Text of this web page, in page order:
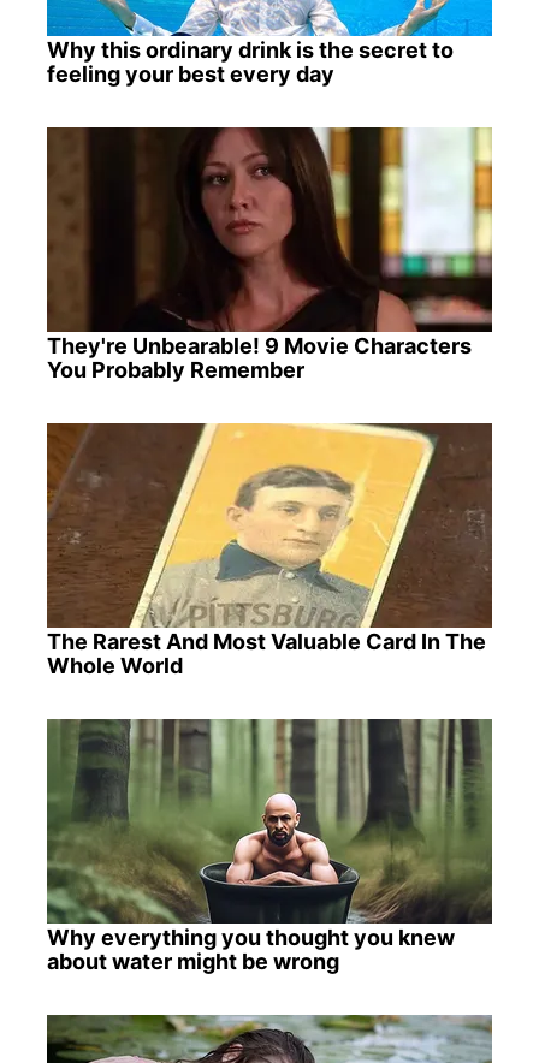
Why this ordinary drink is the secret to
feeling your best every day
They're Unbearable! 9 Movie Characters
You Probably Remember
The Rarest And Most Valuable Card In The
Whole World
Why everything you thought you knew
about water might be wrong